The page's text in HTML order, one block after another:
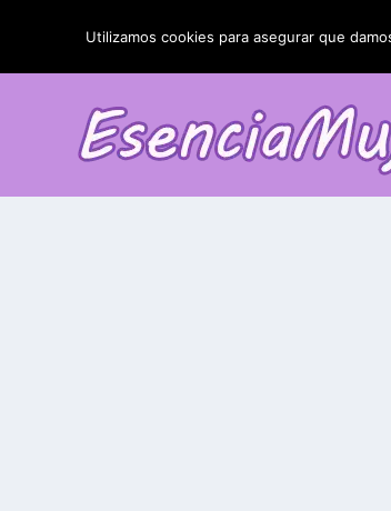
TENDENCIAS: La blefaroplastia y
Utilizamos cookies para asegurar que